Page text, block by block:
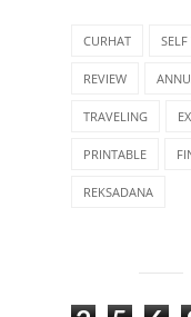
CURHAT
REVIEW
TRAVELING
PRINTABLE
REKSADANA